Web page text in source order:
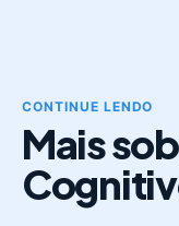
CONTINUE LENDO
Mais